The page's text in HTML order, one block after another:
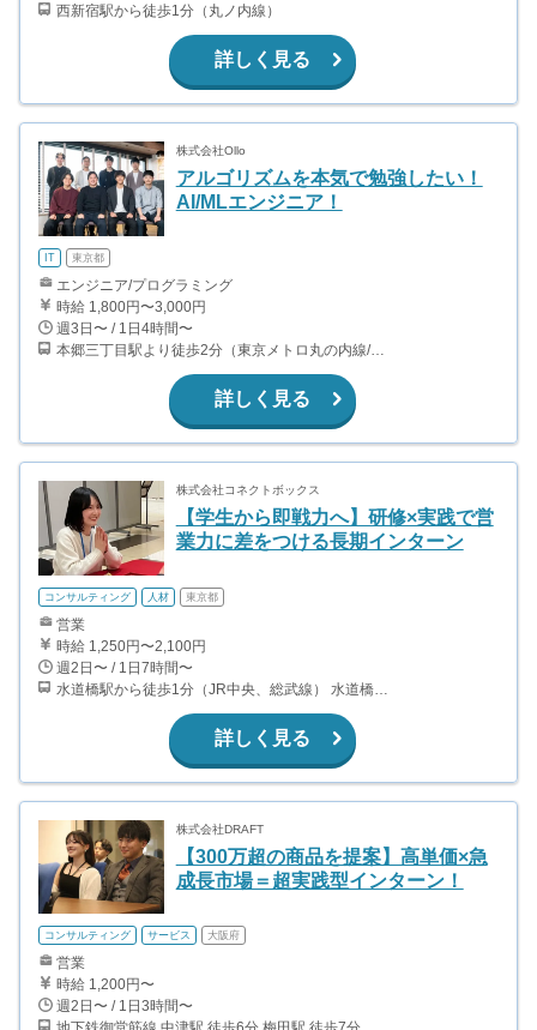
西新宿駅から徒歩1分（丸ノ内線）
詳しく見る
株式会社Ollo
アルゴリズムを本気で勉強したい！
AI/MLエンジニア！
IT 東京都
エンジニア/プログラミング
時給 1,800円〜3,000円
週3日〜 / 1日4時間〜
本郷三丁目駅より徒歩2分（東京メトロ丸の内線/都営地下鉄大江戸線）
詳しく見る
株式会社コネクトボックス
【学生から即戦力へ】研修×実践で営
業力に差をつける長期インターン
コンサルティング 人材 東京都
営業
時給 1,250円〜2,100円
週2日〜 / 1日7時間〜
水道橋駅から徒歩1分（JR中央、総武線） 水道橋駅から徒歩6分（都営三田線）
詳しく見る
株式会社DRAFT
【300万超の商品を提案】高単価×急
成長市場＝超実践型インターン！
コンサルティング サービス 大阪府
営業
時給 1,200円〜
週2日〜 / 1日3時間〜